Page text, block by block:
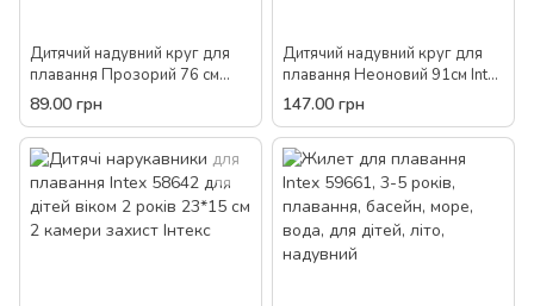
Дитячий надувний круг для
плавання Прозорий 76 см
Intex 59260
89.00 грн
Дитячий надувний круг для
плавання Неоновий 91см Intex
59262
147.00 грн